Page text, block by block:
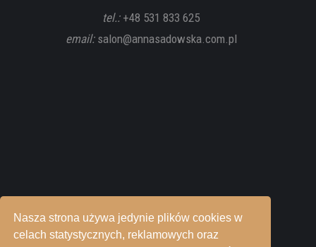
tel.:+48 531 833 625
email:salon@annasadowska.com.pl
Nasza strona używa jedynie plików cookies w
celach statystycznych, reklamowych oraz